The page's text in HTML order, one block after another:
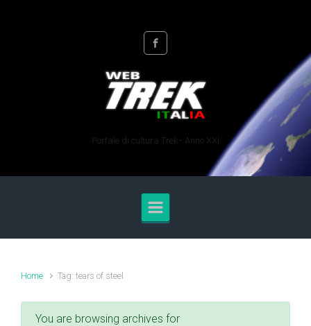
Portale di cultura Trek - Anno XXI
Home Tag: tears of steel
You are browsing archives for